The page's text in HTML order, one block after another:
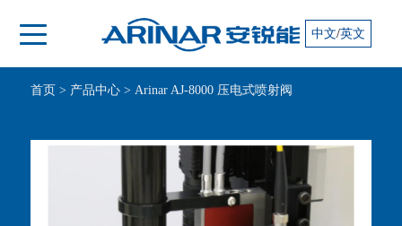
中文/英文
首页 > 产品中心> Arinar AJ-8000 压电式喷射阀